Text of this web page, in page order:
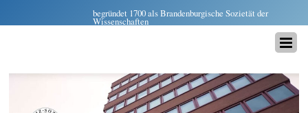
begründet 1700 als Brandenburgische Sozietät der
Wissenschaften